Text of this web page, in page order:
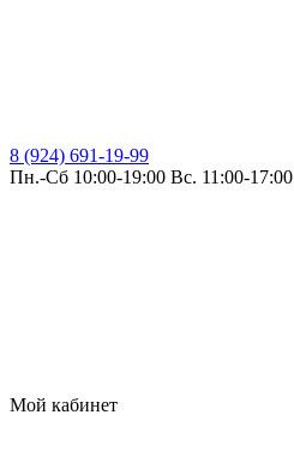
8 (924) 691-19-99
Пн.-Сб 10:00-19:00 Вс. 11:00-17:00
Мой кабинет